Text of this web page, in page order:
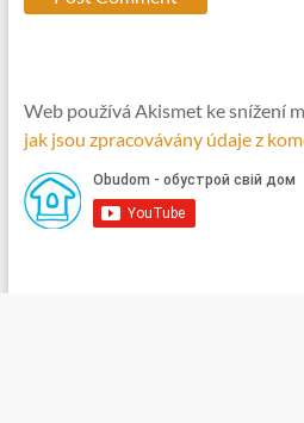
Web používá Akismet ke snížení
jak jsou zpracovávány údaje z